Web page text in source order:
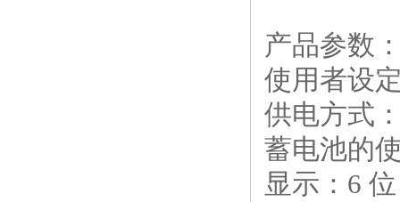
产品参数
使用者设
供电方式
蓄电池的
显示：6